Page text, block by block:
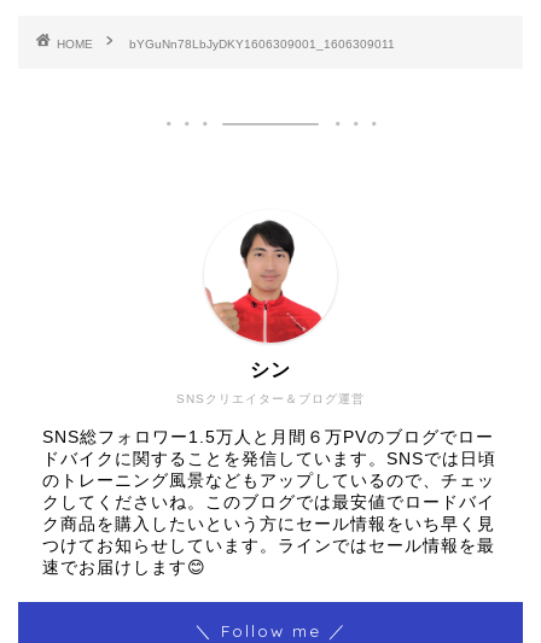
HOME bYGuNn78LbJyDKY1606309001_1606309011
SNSクリエイター＆ブログ運営
シン
SNS総フォロワー1.5万人と月間６万PVのブログでロー
ドバイクに関することを発信しています。SNSでは日頃
のトレーニング風景などもアップしているので、チェッ
クしてくださいね。このブログでは最安値でロードバイ
ク商品を購入したいという方にセール情報をいち早く見
つけてお知らせしています。ラインではセール情報を最
速でお届けします😊
＼ Follow me ／